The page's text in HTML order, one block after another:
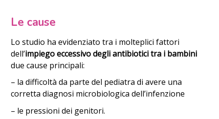
Le cause
Lo studio ha evidenziato tra i molteplici fattori
dell’impiego eccessivo degli antibiotici tra i bambini
due cause principali:
– la difficoltà da parte del pediatra di avere una
corretta diagnosi microbiologica dell’infenzione
– le pressioni dei genitori.